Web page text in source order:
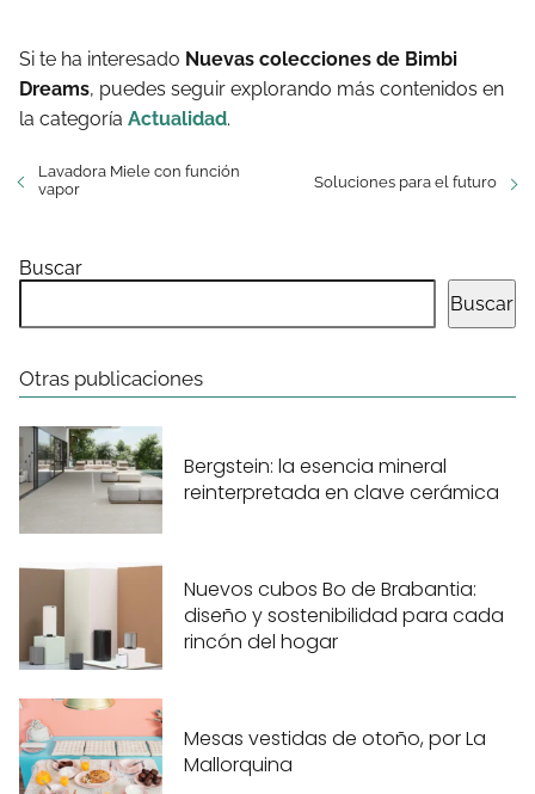
Si te ha interesado Nuevas colecciones de Bimbi
Dreams, puedes seguir explorando más contenidos en
la categoría Actualidad.
Lavadora Miele con función
vapor
Soluciones para el futuro
Buscar
Buscar
Otras publicaciones
Bergstein: la esencia mineral
reinterpretada en clave cerámica
Nuevos cubos Bo de Brabantia:
diseño y sostenibilidad para cada
rincón del hogar
Mesas vestidas de otoño, por La
Mallorquina